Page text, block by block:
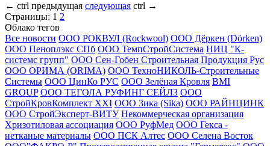
← ctrl предыдущая следующая ctrl →
Страницы: 1 2
Облако тегов
Все новости ООО РОКВУЛ (Rockwool) ООО Дёркен (Dörken)
ООО Пеноплэкс СПб ООО ТемпСтройСистема НИЦ "К-
системс групп" ООО Сен-Гобен Строительная Продукция Рус
ООО ОРИМА (ORIMA) ООО ТехноНИКОЛЬ-Строительные
Системы ООО ЦинКо РУС ООО Зелёная Кровля BMI
GROUP ООО ТЕГОЛА РУФИНГ СЕЙЛЗ ООО
СтройКровКомплект XXI ООО Зика (Sika) ООО РАЙНЦИНК
ООО СтройЭксперт-ВИТУ Некоммерческая организация
Хризотиловая ассоциация ООО РуфМед ООО Гекса -
нетканые материалы ООО ПСК Алтес ООО Селена Восток